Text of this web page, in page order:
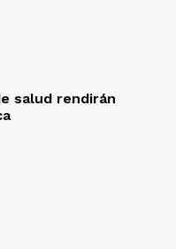
salud rendirán